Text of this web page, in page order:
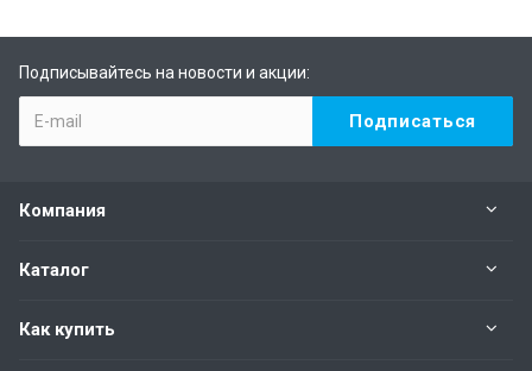
Подписывайтесь на новости и акции:
Компания
Каталог
Как купить